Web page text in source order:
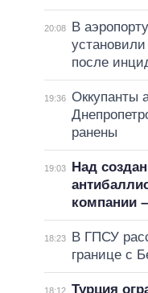
20:08
В
после
19:36 Оккупанты
ранены
19:03
Над
компании
18:23
В ГПСУ
границе с
18:12 Турция